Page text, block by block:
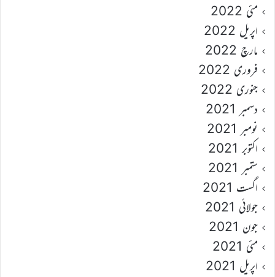
مئی 2022
اپریل 2022
مارچ 2022
فروری 2022
جنوری 2022
دسمبر 2021
نومبر 2021
اکتوبر 2021
ستمبر 2021
اگست 2021
جولائی 2021
جون 2021
مئی 2021
اپریل 2021